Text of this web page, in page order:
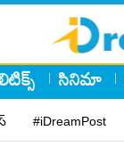
సినిమా
#iDreamPost